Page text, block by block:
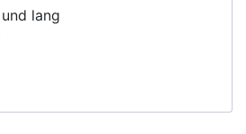
lang